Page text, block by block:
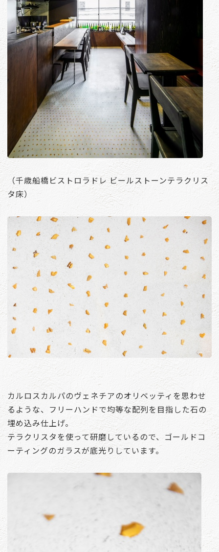
（千歳船橋ビストロラドレ ビールストーンテラクリス
タ床）
カルロスカルパのヴェネチアのオリベッティを思わせ
るような、フリーハンドで均等な配列を目指した石の
埋め込み仕上げ。
テラクリスタを使って研磨しているので、ゴールドコ
ーティングのガラスが底光りしています。